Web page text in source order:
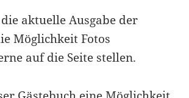
aktuelle Ausgabe der
Möglichkeit Fotos
auf die Seite stellen.